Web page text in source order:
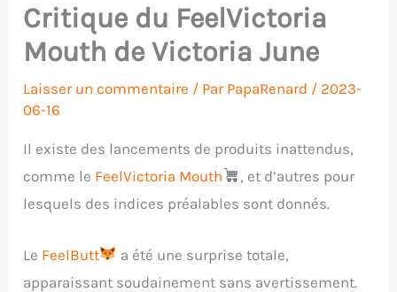
Critique du FeelVictoria
Mouth de Victoria June
Laisser un commentaire / Par PapaRenard / 2023-
06-16
Il existe des lancements de produits inattendus,
comme le FeelVictoria Mouth
, et d’autres pour
lesquels des indices préalables sont donnés.
Le FeelButt
a été une surprise totale,
apparaissant soudainement sans avertissement.